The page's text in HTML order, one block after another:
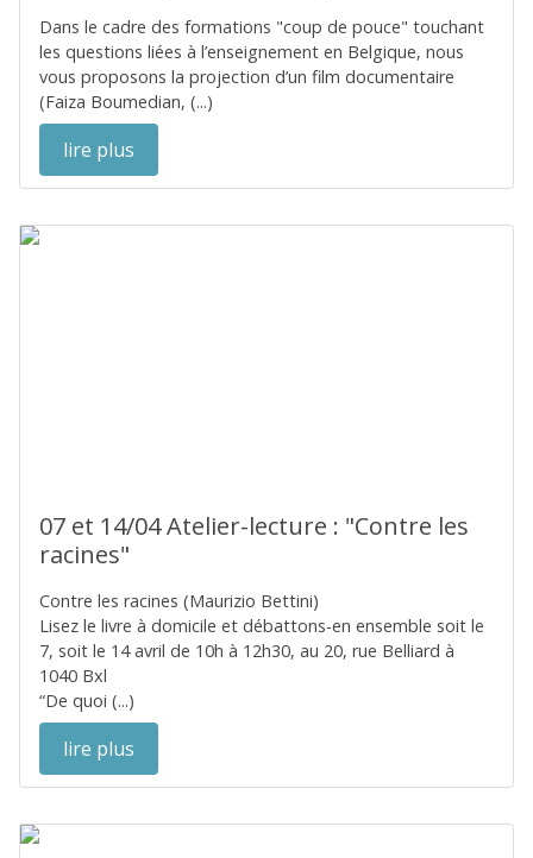
Dans le cadre des formations "coup de pouce" touchant
les questions liées à l’enseignement en Belgique, nous
vous proposons la projection d’un film documentaire
(Faiza Boumedian, (...)
lire plus
07 et 14/04 Atelier-lecture : "Contre les
racines"
Contre les racines (Maurizio Bettini)
Lisez le livre à domicile et débattons-en ensemble soit le
7, soit le 14 avril de 10h à 12h30, au 20, rue Belliard à
1040 Bxl
“De quoi (...)
lire plus